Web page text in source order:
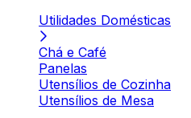
Utilidades Domésticas
Chá e Café
Panelas
Utensílios de Cozinha
Utensílios de Mesa